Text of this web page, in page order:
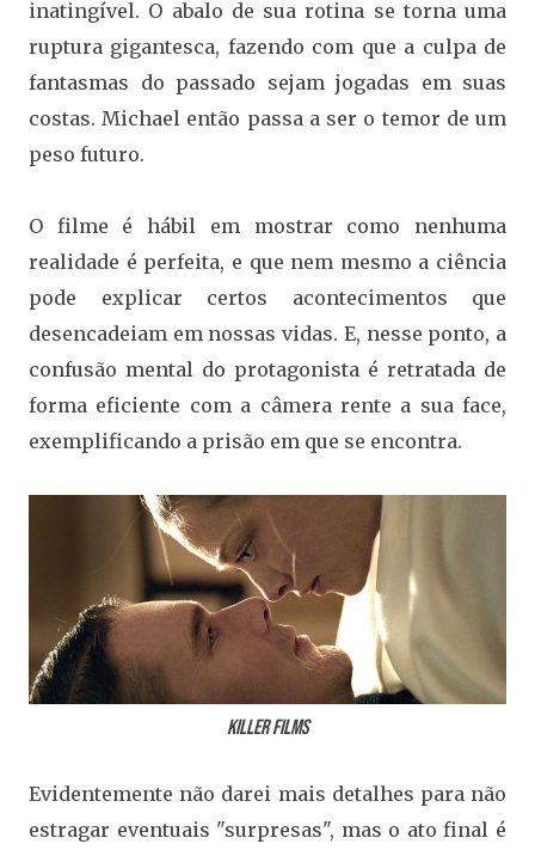
inatingível. O abalo de sua rotina se torna uma
ruptura gigantesca, fazendo com que a culpa de
fantasmas do passado sejam jogadas em suas
costas. Michael então passa a ser o temor de um
peso futuro.
O filme é hábil em mostrar como nenhuma
realidade é perfeita, e que nem mesmo a ciência
pode explicar certos acontecimentos que
desencadeiam em nossas vidas. E, nesse ponto, a
confusão mental do protagonista é retratada de
forma eficiente com a câmera rente a sua face,
exemplificando a prisão em que se encontra.
Killer Films
Evidentemente não darei mais detalhes para não
estragar eventuais "surpresas", mas o ato final é